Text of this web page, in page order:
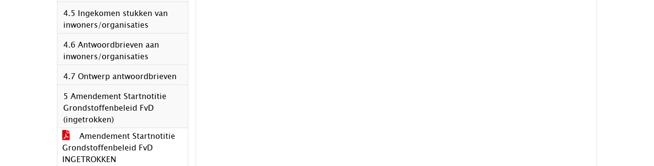
4.5 Ingekomen stukken van
inwoners/organisaties
4.6 Antwoordbrieven aan
inwoners/organisaties
4.7 Ontwerp antwoordbrieven
5 Amendement Startnotitie
Grondstoffenbeleid FvD
(ingetrokken)
Amendement Startnotitie
Grondstoffenbeleid FvD
INGETROKKEN